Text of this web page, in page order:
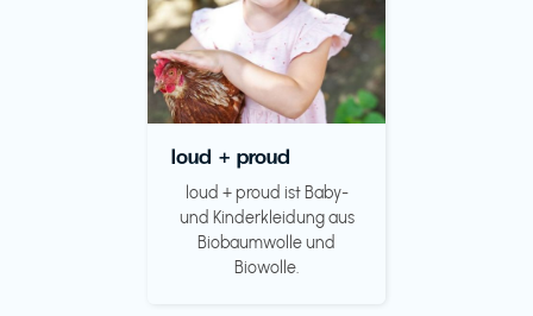
loud + proud
loud + proud ist Baby-
und Kinderkleidung aus
Biobaumwolle und
Biowolle.